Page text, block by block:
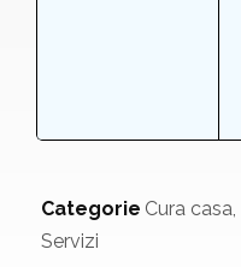
Categorie Cura casa,
Servizi